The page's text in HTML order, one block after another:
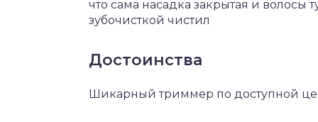
что сама насадка закрытая и волосы
зубочисткой чистил
Достоинства
Шикарный триммер по доступной